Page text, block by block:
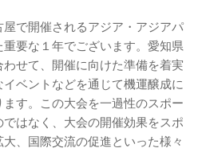
で開催されるアジア・アジアパ
要な１年でございます。愛知県
せて、開催に向けた準備を着実
ベントなどを通じて機運醸成に
す。この大会を一過性のスポー
はなく、大会の開催効果をスポ
、国際交流の促進といった様々